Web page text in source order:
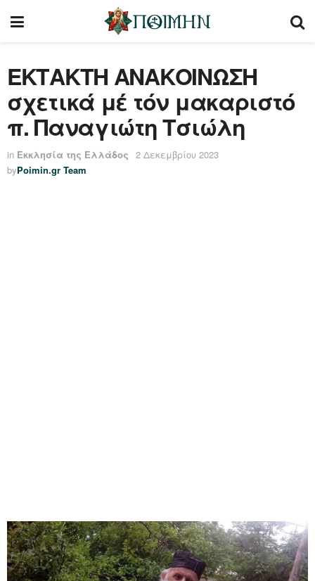
ΕΚΤΑΚΤΗ ΑΝΑΚΟΙΝΩΣΗ
σχετικά μέ τόν μακαριστό
π. Παναγιώτη Τσιώλη
in Εκκλησία της Ελλάδος 2 Δεκεμβρίου 2023
byPoimin.gr Team